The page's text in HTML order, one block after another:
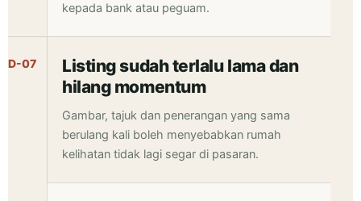
kepada bank atau peguam.
D-07
Listing sudah terlalu lama dan
hilang momentum
Gambar, tajuk dan penerangan yang sama
berulang kali boleh menyebabkan rumah
kelihatan tidak lagi segar di pasaran.